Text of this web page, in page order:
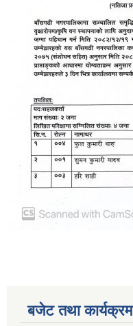
बजेट तथा कार्यक्रम